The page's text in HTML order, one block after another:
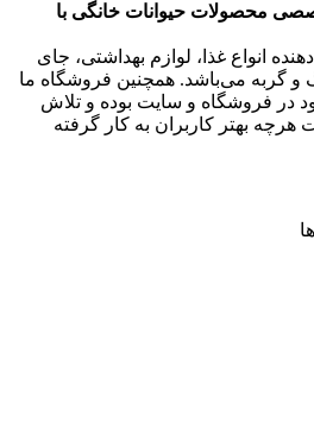
محصولات حیوانات خانگی با
انواع غذا، لوازم بهداشتی، جای
و گربه می‌باشد. همچنین فروشگاه ما
در فروشگاه و سایت بوده و تلاش
بهتر کاربران به کار گرفته